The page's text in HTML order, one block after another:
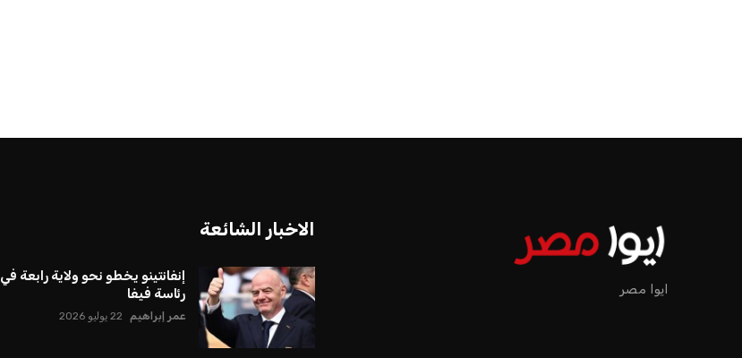
ايوا مصر
الاخبار الشائعة
إنفانتينو يخطو نحو ولاية رابعة في
رئاسة فيفا
عمر إبراهيم 22 يوليو 2026